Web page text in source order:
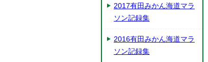
2017有田みかん海道マラ
ソン記録集
2016有田みかん海道マラ
ソン記録集